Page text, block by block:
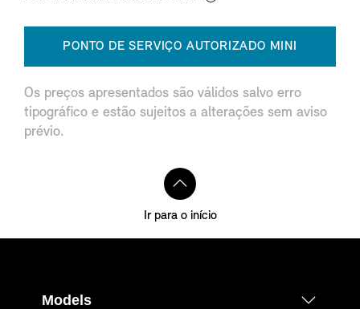
PONTO DE SERVIÇO AUTORIZADO MINI
Os preços apresentados são válidos salvo erro
tipográfico e estão sujeitos a alterações sem aviso
prévio.
Ir para o início
Models